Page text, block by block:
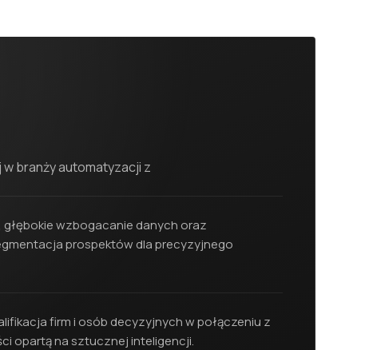
branży automatyzacji z
głębokie wzbogacanie danych oraz
prospektów dla precyzyjnego
firm i osób decyzyjnych w połączeniu z
opartą na sztucznej inteligencji.